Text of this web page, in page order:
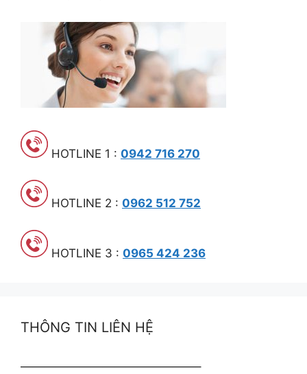
HOTLINE 1 : 0942 716 270
HOTLINE 2 : 0962 512 752
HOTLINE 3 : 0965 424 236
THÔNG TIN LIÊN HỆ
———————————————–